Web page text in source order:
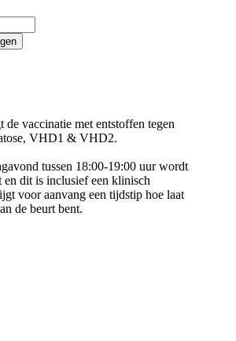
vaccinatie met entstoffen tegen
VHD1 & VHD2.
tussen 18:00-19:00 uur wordt
dit is inclusief een klinisch
voor aanvang een tijdstip hoe laat
de beurt bent.